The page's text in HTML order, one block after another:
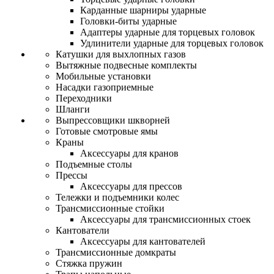
Карданные шарниры ударные
Головки-биты ударные
Адаптеры ударные для торцевых головок
Удлинители ударные для торцевых головок
Катушки для выхлопных газов
Вытяжные подвесные комплекты
Мобильные установки
Насадки газоприемные
Переходники
Шланги
Выпрессовщики шкворней
Готовые смотровые ямы
Краны
Аксессуары для кранов
Подъемные столы
Прессы
Аксессуары для прессов
Тележки и подъемники колес
Трансмиссионные стойки
Аксессуары для трансмиссионных стоек
Кантователи
Аксессуары для кантователей
Трансмиссионные домкраты
Стяжка пружин